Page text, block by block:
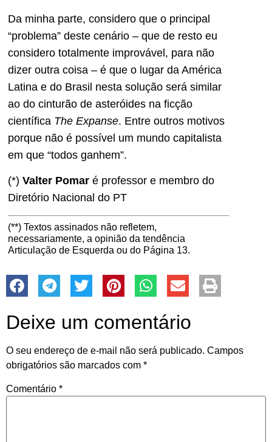
Da minha parte, considero que o principal
“problema” deste cenário – que de resto eu
considero totalmente improvável, para não
dizer outra coisa – é que o lugar da América
Latina e do Brasil nesta solução será similar
ao do cinturão de asteróides na ficção
científica The Expanse. Entre outros motivos
porque não é possível um mundo capitalista
em que “todos ganhem”.
(*) Valter Pomar é professor e membro do
Diretório Nacional do PT
(**) Textos assinados não refletem,
necessariamente, a opinião da tendência
Articulação de Esquerda ou do Página 13.
Deixe um comentário
O seu endereço de e-mail não será publicado. Campos
obrigatórios são marcados com *
Comentário *